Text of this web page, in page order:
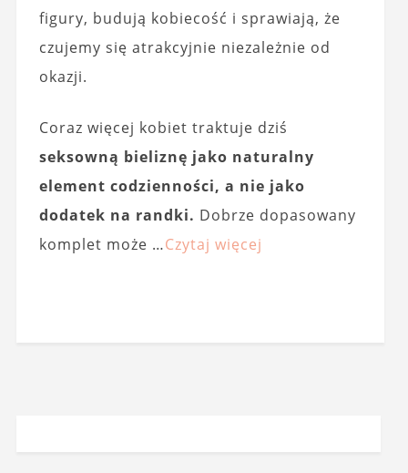
figury, budują kobiecość i sprawiają, że
czujemy się atrakcyjnie niezależnie od
okazji.
Coraz więcej kobiet traktuje dziś
seksowną bieliznę jako naturalny
element codzienności, a nie jako
dodatek na randki. Dobrze dopasowany
komplet może …Czytaj więcej